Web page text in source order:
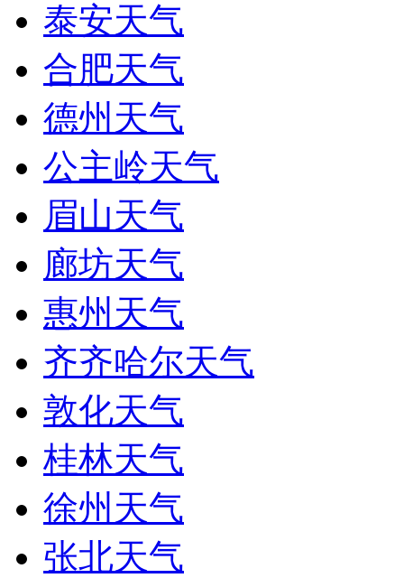
泰安天气
合肥天气
德州天气
公主岭天气
眉山天气
廊坊天气
惠州天气
齐齐哈尔天气
敦化天气
桂林天气
徐州天气
张北天气